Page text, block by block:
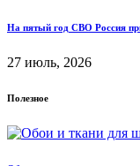
На пятый год СВО Россия
27 июль, 2026
Полезное